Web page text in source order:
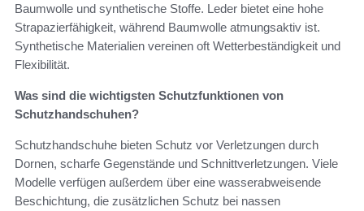
Baumwolle und synthetische Stoffe. Leder bietet eine hohe
Strapazierfähigkeit, während Baumwolle atmungsaktiv ist.
Synthetische Materialien vereinen oft Wetterbeständigkeit und
Flexibilität.
Was sind die wichtigsten Schutzfunktionen von
Schutzhandschuhen?
Schutzhandschuhe bieten Schutz vor Verletzungen durch
Dornen, scharfe Gegenstände und Schnittverletzungen. Viele
Modelle verfügen außerdem über eine wasserabweisende
Beschichtung, die zusätzlichen Schutz bei nassen